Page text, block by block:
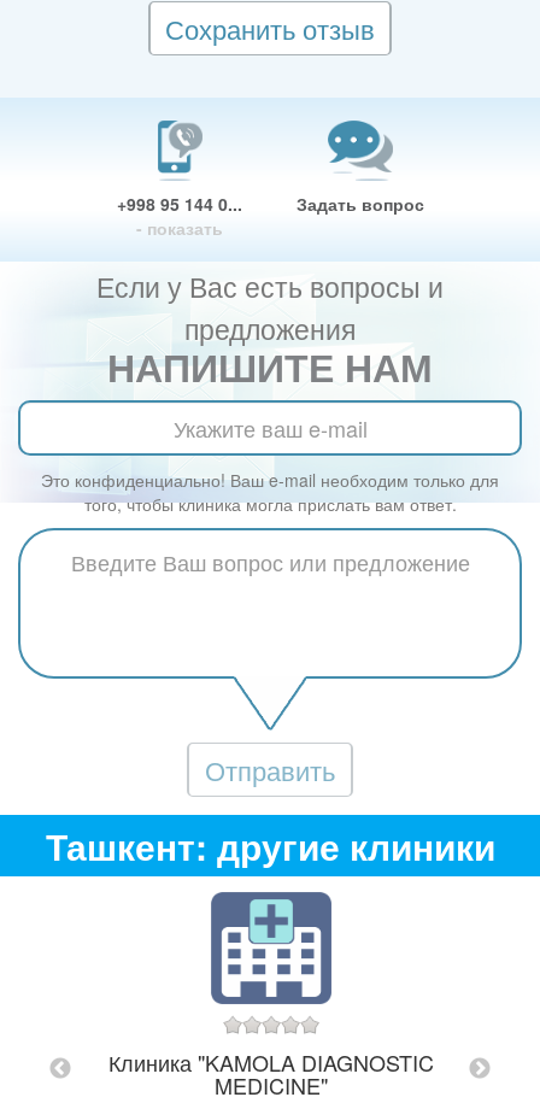
Сохранить отзыв
+998 95 144 0...
- показать
Задать вопрос
Если у Вас есть вопросы и
предложения
НАПИШИТЕ НАМ
Это конфиденциально! Ваш e-mail необходим только для
того, чтобы клиника могла прислать вам ответ.
Отправить
Ташкент: другие клиники
3- Клиника "KAMOLA DIAGNOSTIC
MEDICINE"